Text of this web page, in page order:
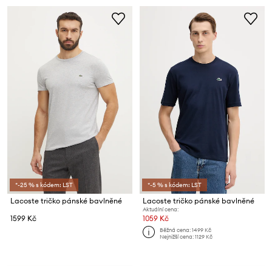
*-25 % s kódem: LST
Lacoste tričko pánské bavlněné
1599 Kč
*-5 % s kódem: LST
Lacoste tričko pánské bavlněné
Aktuální cena:
1059 Kč
Běžná cena:1499 Kč
Nejnižší cena:1129 Kč